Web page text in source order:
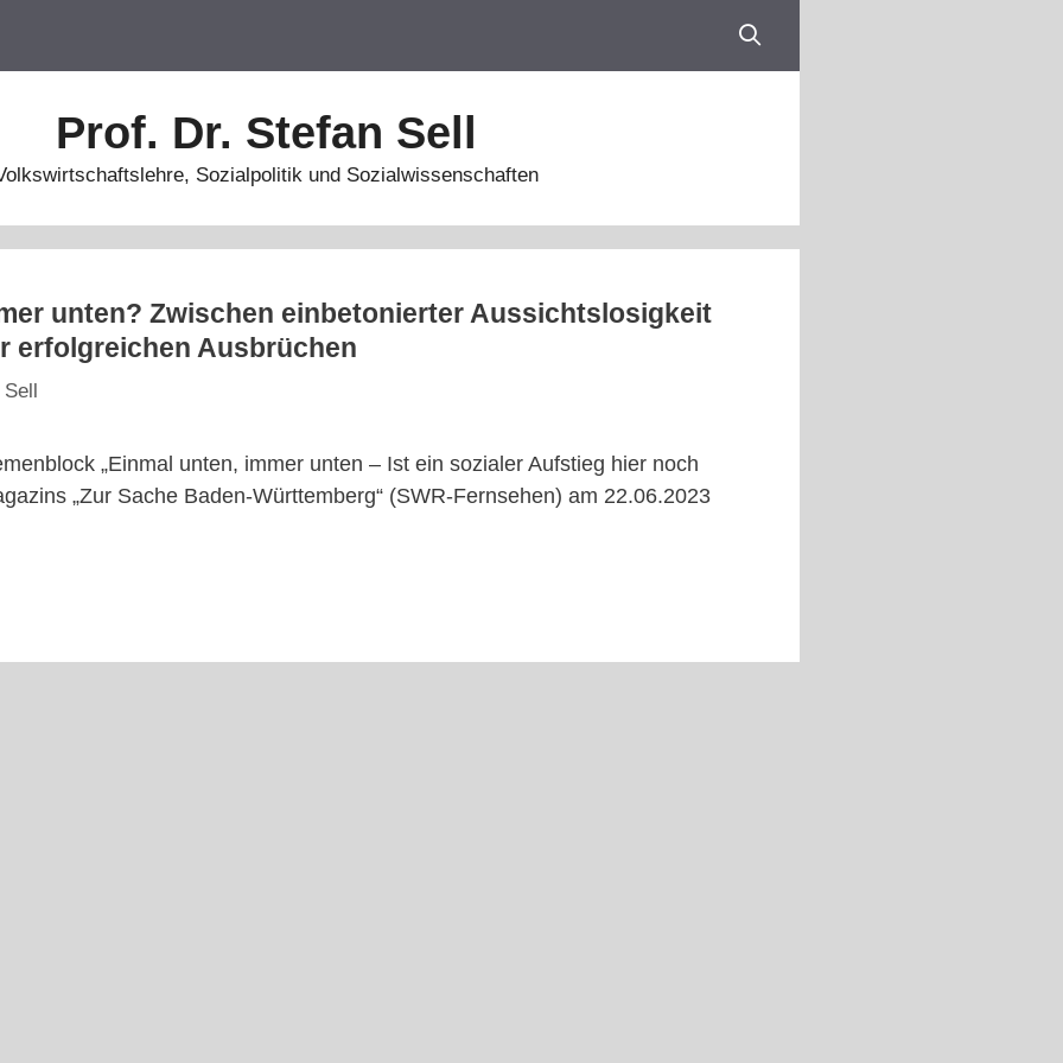
Prof. Dr. Stefan Sell
Sozialpolitik und Sozialwissenschaften
unten? Zwischen einbetonierter Aussichtslosigkeit
erfolgreichen Ausbrüchen
Sell
„Einmal unten, immer unten – Ist ein sozialer Aufstieg hier noch
„Zur Sache Baden-Württemberg“ (SWR-Fernsehen) am 22.06.2023